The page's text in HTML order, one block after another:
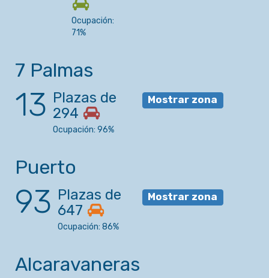
Ocupación:
71%
7 Palmas
13 Plazas de
294
Ocupación: 96%
Mostrar zona
Puerto
93 Plazas de
647
Ocupación: 86%
Mostrar zona
Alcaravaneras